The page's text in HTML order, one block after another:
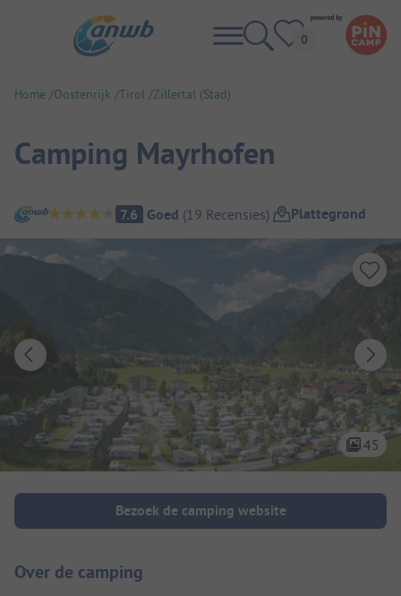
Home Oostenrijk Tirol Zillertal (Stad)
Camping Mayrhofen
Camping overzicht
7.6 Goed (19 Recensies) Plattegrond
45
Camping introductie
Bezoek de camping website
Over de camping